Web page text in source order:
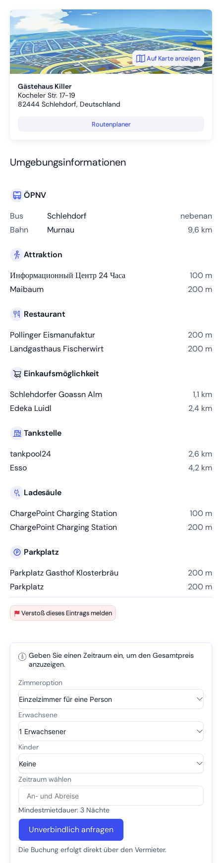
Gästehaus Killer
Kocheler Str. 17-19
82444 Schlehdorf, Deutschland
Routenplaner
Auf Karte anzeigen
Umgebungsinformationen
ÖPNV
Bus
Schlehdorf
nebenan
Bahn
Murnau 9,6 km
Attraktion
Информационный Центр 24 Часа
100 m
Maibaum
200 m
Restaurant
Pollinger Eismanufaktur
200 m
Landgasthaus Fischerwirt
200 m
Einkaufsmöglichkeit
Schlehdorfer Goassn Alm
1,1 km
Edeka Luidl
2,4 km
Tankstelle
tankpool24
2,6 km
Esso
4,2 km
Ladesäule
ChargePoint Charging Station
100 m
ChargePoint Charging Station
200 m
Parkplatz
Parkplatz Gasthof Klosterbräu
200 m
Parkplatz
200 m
Verstoß dieses Eintrags melden
Geben Sie einen Zeitraum ein, um den Gesamtpreis
anzuzeigen.
Mindestmietdauer: 3 Nächte
Unverbindlich anfragen
Die Buchung erfolgt direkt über den Vermieter.